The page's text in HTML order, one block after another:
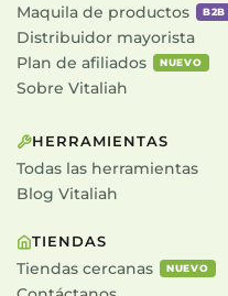
Maquila de productos
B2B
Distribuidor mayorista
Plan de afiliados
NUEVO
Sobre Vitaliah
HERRAMIENTAS
Todas las herramientas
Blog Vitaliah
TIENDAS
Tiendas cercanas
NUEVO